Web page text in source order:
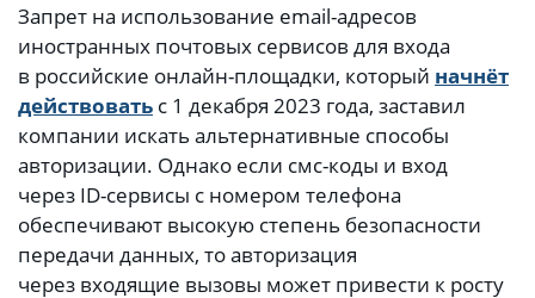
Запрет на использование email-адресов
иностранных почтовых сервисов для входа
в российские онлайн-площадки, который начнёт
действовать с 1 декабря 2023 года, заставил
компании искать альтернативные способы
авторизации. Однако если смс-коды и вход
через ID-сервисы с номером телефона
обеспечивают высокую степень безопасности
передачи данных, то авторизация
через входящие вызовы может привести к росту